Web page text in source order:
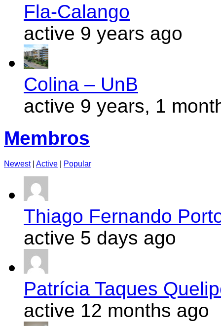
Fla-Calango
active 9 years ago
Colina – UnB
active 9 years, 1
Membros
Newest Active Popular
Thiago Fernando
active 5 days ago
Patrícia Taques
active 12 months ago